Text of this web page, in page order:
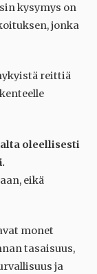
kysymys on
jonka
reittiä
oleellisesti
eikä
monet
tasaisuus,
ja